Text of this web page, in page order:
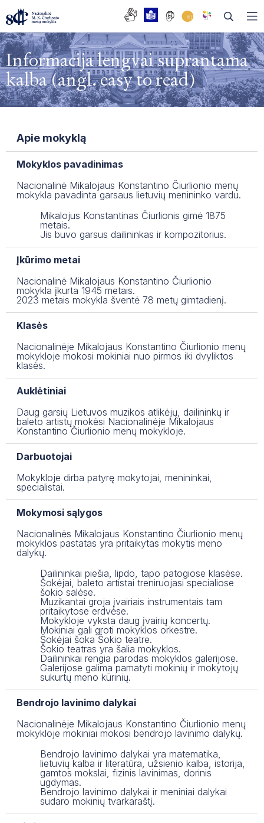
DAŽNIAUSIAI UŽDUODAMI KLAUSIMAI
TĖVŲ TARYBA
MOKYKLOS TARYBA
DARBO TARYBA
ISTORIJA
ABITURIENTŲ OPEROS TRADICIJA
PROJEKTAI
BIBLIOTEKA
SOCIALIZACIJOS SKYRIUS
KVALIFIKACIJOS TOBULINIMO CENTRAS
MENŲ EDUKACIJOS CENTRAS
PRAŠYMŲ FORMOS
DUK| NORINTIEMS GYVENTI NČMM
DUK| MOKINIO SVEIKATOS PAŽYMĖJIMAS
UNIFORMA
MOKSLO METŲ ATOSTOGŲ GRAFIKAS
PROGRAMA „VAISIŲ IR DARŽOVIŲ BEI
LIONS QUEST PROGRAMOS
KONFERENCIJŲ SALĖS NAUDOJIMO
KAS VYKSTA ČMM?
Informacija lengvai suprantama
kalba (angl. easy to read)
Apie mokyklą
Mokyklos pavadinimas
Nacionalinė Mikalojaus Konstantino Čiurlionio menų
mokykla pavadinta garsaus lietuvių menininko vardu.
Mikalojus Konstantinas Čiurlionis gimė 1875
metais.
Jis buvo garsus dailininkas ir kompozitorius.
Įkūrimo metai
Nacionalinė Mikalojaus Konstantino Čiurlionio
mokykla įkurta 1945 metais.
2023 metais mokykla šventė 78 metų gimtadienį.
Klasės
Nacionalinėje Mikalojaus Konstantino Čiurlionio menų
mokykloje mokosi mokiniai nuo pirmos iki dvyliktos
klasės.
Auklėtiniai
Daug garsių Lietuvos muzikos atlikėjų, dailininkų ir
baleto artistų mokėsi Nacionalinėje Mikalojaus
Konstantino Čiurlionio menų mokykloje.
Darbuotojai
Mokykloje dirba patyrę mokytojai, menininkai,
specialistai.
Mokymosi sąlygos
Nacionalinės Mikalojaus Konstantino Čiurlionio menų
mokyklos pastatas yra pritaikytas mokytis meno
dalykų.
Dailininkai piešia, lipdo, tapo patogiose klasėse.
Šokėjai, baleto artistai treniruojasi specialiose
šokio salėse.
Muzikantai groja įvairiais instrumentais tam
pritaikytose erdvėse.
Mokykloje vyksta daug įvairių koncertų.
Mokiniai gali groti mokyklos orkestre.
Šokėjai šoka Šokio teatre.
Šokio teatras yra šalia mokyklos.
Dailininkai rengia parodas mokyklos galerijose.
Galerijose galima pamatyti mokinių ir mokytojų
sukurtų meno kūrinių.
Bendrojo lavinimo dalykai
Nacionalinėje Mikalojaus Konstantino Čiurlionio menų
mokykloje mokiniai mokosi bendrojo lavinimo dalykų.
Bendrojo lavinimo dalykai yra matematika,
lietuvių kalba ir literatūra, užsienio kalba, istorija,
gamtos mokslai, fizinis lavinimas, dorinis
ugdymas.
Bendrojo lavinimo dalykai ir meniniai dalykai
sudaro mokinių tvarkaraštį.